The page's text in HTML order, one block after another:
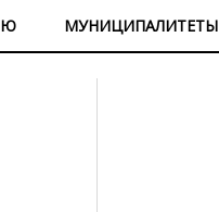
МУНИЦИПАЛИТЕТЫ